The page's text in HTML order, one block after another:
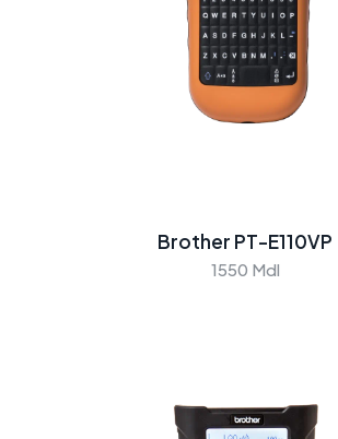
Brother PT-E110VP
1550 Mdl